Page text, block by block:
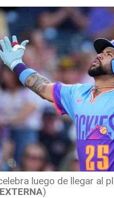
luego de llegar al
)